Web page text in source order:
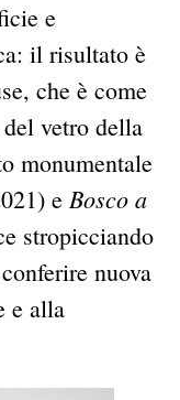
e
il risultato è
che è come
del vetro della
monumentale
e Bosco a
stropicciando
nuova
e alla